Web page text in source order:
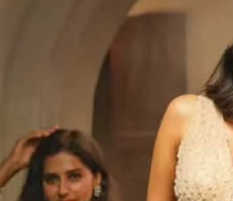
നേരിൽ
മഴ ശക്തമായാൽ
ആശങ്ക.